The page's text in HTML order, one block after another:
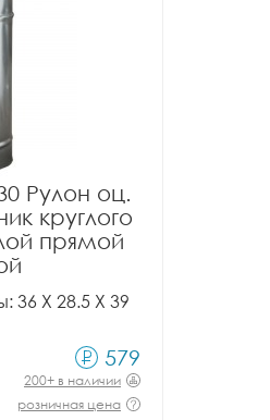
Рулон оц.
круглого
прямой
36 X 28.5 X 39
579
200+ в наличии
розничная цена